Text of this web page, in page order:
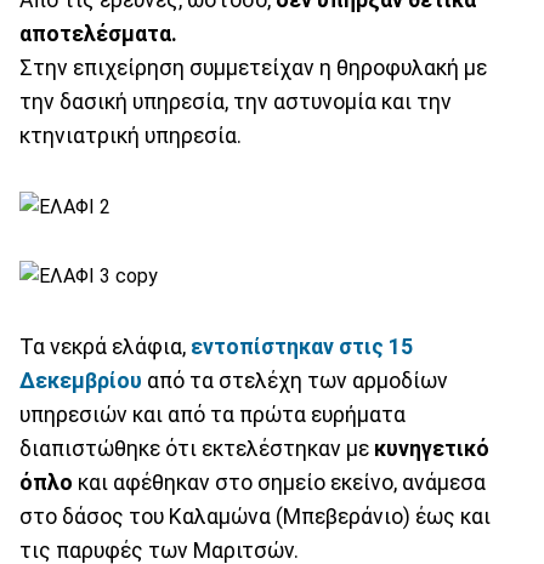
αποτελέσματα.
Στην επιχείρηση συμμετείχαν η θηροφυλακή με
την δασική υπηρεσία, την αστυνομία και την
κτηνιατρική υπηρεσία.
Τα νεκρά ελάφια, εντοπίστηκαν στις 15
Δεκεμβρίου από τα στελέχη των αρμοδίων
υπηρεσιών και από τα πρώτα ευρήματα
διαπιστώθηκε ότι εκτελέστηκαν με κυνηγετικό
όπλο και αφέθηκαν στο σημείο εκείνο, ανάμεσα
στο δάσος του Καλαμώνα (Μπεβεράνιο) έως και
τις παρυφές των Μαριτσών.